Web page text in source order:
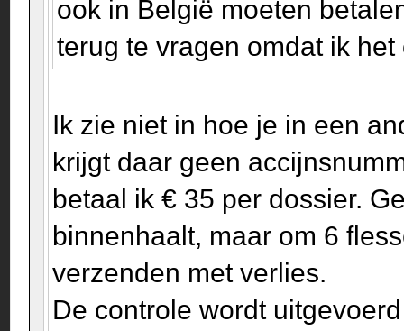
ook in België moeten
terug te vragen omdat ik
Ik zie niet in hoe je in een
krijgt daar geen
betaal ik € 35 per dossier.
binnenhaalt, maar om 6
verzenden met verlies.
De controle wordt